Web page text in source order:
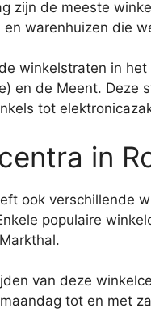
zijn de meeste
en warenhuizen die
winkelstraten in
en de Meent. Deze
tot
in
ook verschillende
populaire
van deze
tot en met